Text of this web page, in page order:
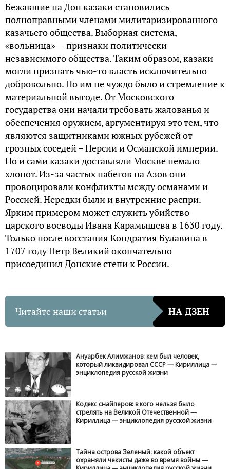
Бежавшие на Дон казаки становились
полноправными членами милитаризированного
казачьего общества. Выборная система,
«вольница» — признаки политически
независимого общества. Таким образом, казаки
могли признать чью-то власть исключительно
добровольно. Но им не чуждо было и стремление к
материальной выгоде. От Московского
государства они начали требовать жалованья и
обеспечения оружием, аргументируя это тем, что
являются защитниками южных рубежей от
грозных соседей – Персии и Османской империи.
Но и сами казаки доставляли Москве немало
хлопот. Из-за частых набегов на Азов они
провоцировали конфликты между османами и
Россией. Нередки были и внутренние распри.
Ярким примером может служить убийство
царского воеводы Ивана Карамышева в 1630 году.
Только после восстания Кондратия Булавина в
1707 году Петр Великий окончательно
присоединил Донские степи к России.
Читайте наши статьи НА ДЗЕН
Ануарбек Алимжанов: кем был человек,
который ликвидировал СССР — Кириллица —
энциклопедия русской жизни
Кодекс снайперов: в кого нельзя было
стрелять на Великой Отечественной —
Кириллица — энциклопедия русской жизни
Тайна острова Зеленый: какой объект
охраняли чекисты даже во время войны —